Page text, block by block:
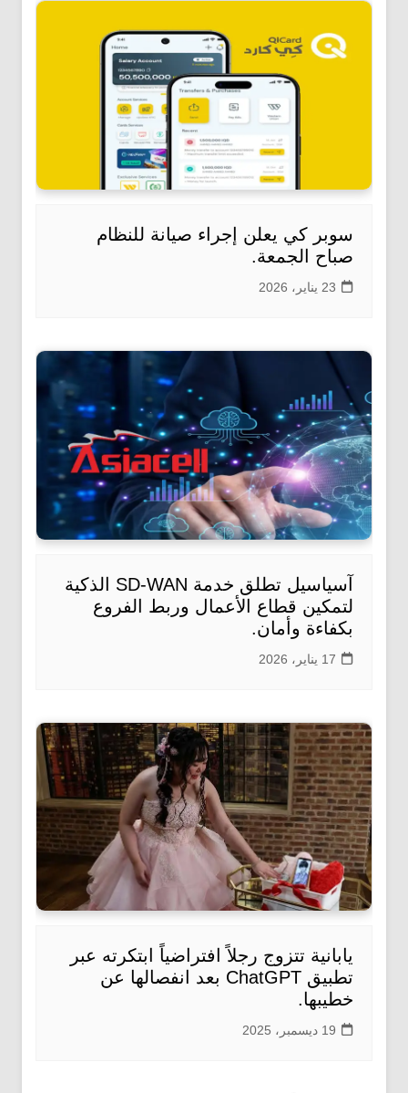
سوبر كي يعلن إجراء صيانة للنظام
صباح الجمعة.
23 يناير، 2026
آسياسيل تطلق خدمة SD-WAN الذكية
لتمكين قطاع الأعمال وربط الفروع
بكفاءة وأمان.
17 يناير، 2026
يابانية تتزوج رجلاً افتراضياً ابتكرته عبر
تطبيق ChatGPT بعد انفصالها عن
خطيبها.
19 ديسمبر، 2025